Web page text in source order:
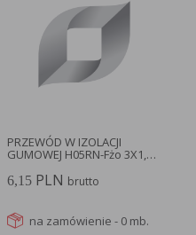
PRZEWÓD W IZOLACJI
GUMOWEJ H05RN-Fżo 3X1,5
300/500V...
6,15 PLN brutto
na zamówienie - 0 mb.